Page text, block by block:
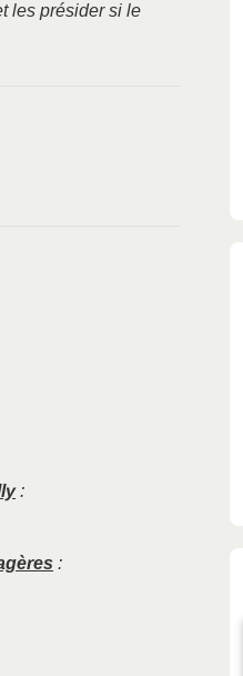
les présider si le
:
: